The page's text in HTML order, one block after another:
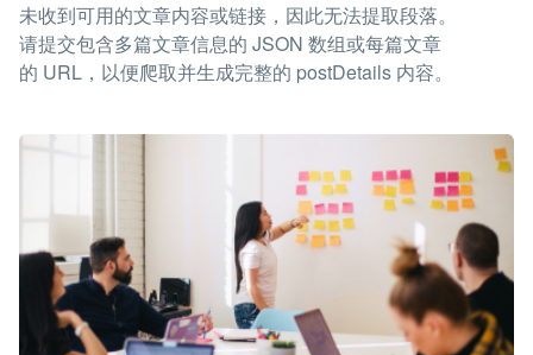
未收到可用的文章内容或链接，因此无法提取段落。
请提交包含多篇文章信息的 JSON 数组或每篇文章
的 URL，以便爬取并生成完整的 postDetails 内容。